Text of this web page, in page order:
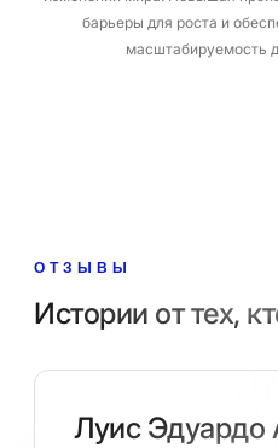
барьеры для роста и
масштабируемость
ОТЗЫВЫ
Истории от тех,
Луис Эдуардо